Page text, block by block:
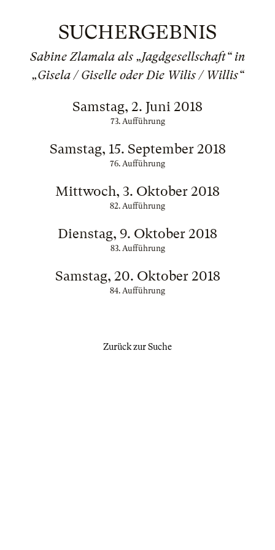
SUCHERGEBNIS
Sabine Zlamala als „Jagdgesellschaft“ in
„Gisela / Giselle oder Die Wilis / Willis“
Samstag, 2. Juni 2018
73. Aufführung
Samstag, 15. September 2018
76. Aufführung
Mittwoch, 3. Oktober 2018
82. Aufführung
Dienstag, 9. Oktober 2018
83. Aufführung
Samstag, 20. Oktober 2018
84. Aufführung
Zurück zur Suche